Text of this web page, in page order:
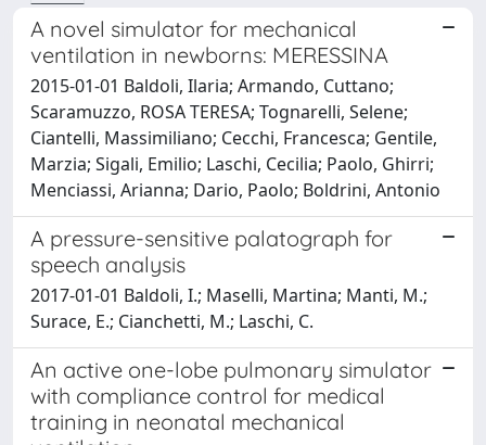
A novel simulator for mechanical
ventilation in newborns: MERESSINA
2015-01-01 Baldoli, Ilaria; Armando, Cuttano;
Scaramuzzo, ROSA TERESA; Tognarelli, Selene;
Ciantelli, Massimiliano; Cecchi, Francesca; Gentile,
Marzia; Sigali, Emilio; Laschi, Cecilia; Paolo, Ghirri;
Menciassi, Arianna; Dario, Paolo; Boldrini, Antonio
A pressure-sensitive palatograph for
speech analysis
2017-01-01 Baldoli, I.; Maselli, Martina; Manti, M.;
Surace, E.; Cianchetti, M.; Laschi, C.
An active one-lobe pulmonary simulator
with compliance control for medical
training in neonatal mechanical